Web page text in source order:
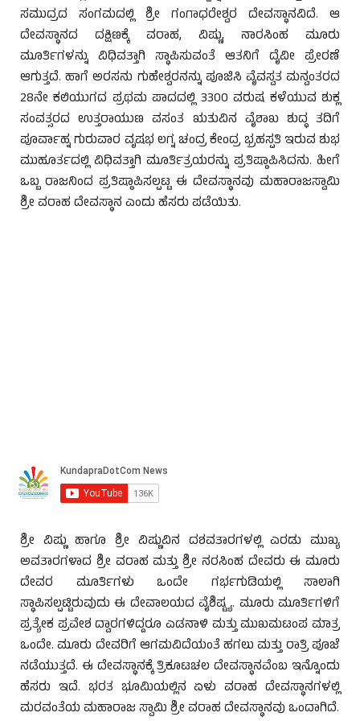
ಸಮುದ್ರದ ಸಂಗಮದಲ್ಲಿ ಶ್ರೀ ಗಂಗಾಧರೇಶ್ವರ ದೇವಸ್ಥಾನವಿದೆ. ಆ
ದೇವಸ್ಥಾನದ ದಕ್ಷಿಣಕ್ಕೆ ವರಾಹ, ವಿಷ್ಣು, ನಾರಸಿಂಹ ಮೂರು
ಮೂರ್ತಿಗಳನ್ನು ವಿಧಿವತ್ತಾಗಿ ಸ್ಥಾಪಿಸುವಂತೆ ಆತನಿಗೆ ದೈವೀ ಪ್ರೇರಣೆ
ಆಗುತ್ತದೆ. ಹಾಗೆ ಅರಸನು ಗುಹೇಶ್ವರನನ್ನು ಪೂಜಿಸಿ ವೈವಸ್ವತ ಮನ್ವಂತರದ
28ನೇ ಕಲಿಯುಗದ ಪ್ರಥಮ ಪಾದದಲ್ಲಿ 3300 ವರುಷ ಕಳೆಯುವ ಶುಕ್ಲ
ಸಂವತ್ಸರದ ಉತ್ತರಾಯುಣ ವಸಂತ ಋತುವಿನ ವೈಶಾಖ ಶುದ್ಧ ತದಿಗೆ
ಪೂರ್ವಾಹ್ನ ಗುರುವಾರ ವೃಷಭ ಲಗ್ನ ಚಂದ್ರ ಕೇಂದ್ರ ಭ್ರಹಸ್ಪತಿ ಇರುವ ಶುಭ
ಮುಹೂರ್ತದಲ್ಲಿ ವಿಧಿವತ್ತಾಗಿ ಮೂರ್ತಿತ್ರಯರನ್ನು ಪ್ರತಿಷ್ಠಾಪಿಸಿದನು. ಹೀಗೆ
ಒಬ್ಬ ರಾಜನಿಂದ ಪ್ರತಿಷ್ಠಾಪಿಸಲ್ಪಟ್ಟ ಈ ದೇವಸ್ಥಾನವು ಮಹಾರಾಜಸ್ವಾಮಿ
ಶ್ರೀ ವರಾಹ ದೇವಸ್ಥಾನ ಎಂದು ಹೆಸರು ಪಡೆಯಿತು.
ಶ್ರೀ ವಿಷ್ಣು ಹಾಗೂ ಶ್ರೀ ವಿಷ್ಣುವಿನ ದಶವತಾರಗಳಲ್ಲಿ ಎರಡು ಮುಖ್ಯ
ಅವತಾರಗಳಾದ ಶ್ರೀ ವರಾಹ ಮತ್ತು ಶ್ರೀ ನರಸಿಂಹ ದೇವರು ಈ ಮೂರು
ದೇವರ ಮೂರ್ತಿಗಳು ಒಂದೇ ಗರ್ಭಗುಡಿಯಲ್ಲಿ ಸಾಲಾಗಿ
ಸ್ಥಾಪಿಸಲ್ಪಟ್ಟಿರುವುದು ಈ ದೇವಾಲಯದ ವೈಶಿಷ್ಟ್ಯ. ಮೂರು ಮೂರ್ತಿಗಳಿಗೆ
ಪ್ರತ್ಯೇಕ ಪ್ರವೇಶ ದ್ವಾರಗಳಿದ್ದರೂ ಎಡನಾಳಿ ಮತ್ತು ಮುಖಮಟಂಪ ಮಾತ್ರ
ಒಂದೇ. ಮೂರು ದೇವರಿಗೆ ಆಗಮವಿದೆಯಂತೆ ಹಗಲು ಮತ್ತು ರಾತ್ರಿ ಪೂಜೆ
ನಡೆಯುತ್ತದೆ. ಈ ದೇವಸ್ಥಾನಕ್ಕೆ ತ್ರಿಕೂಟಚಲ ದೇವಸ್ಥಾನವೆಂಬ ಇನ್ನೊಂದು
ಹೆಸರು ಇದೆ. ಭರತ ಭೂಮಿಯಲ್ಲಿನ ಏಳು ವರಾಹ ದೇವಸ್ಥಾನಗಳಲ್ಲಿ
ಮರವಂತೆಯ ಮಹಾರಾಜ ಸ್ವಾಮಿ ಶ್ರೀ ವರಾಹ ದೇವಸ್ಥಾನವು ಒಂದಾಗಿದೆ.